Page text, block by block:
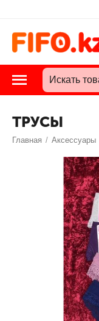
ТРУСЫ
Главная / Аксессуары